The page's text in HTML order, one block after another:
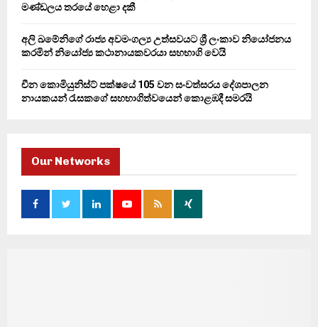
මණ්ඩලය තරයේ හෙළා දකී
අලි ඛමේනිගේ රාජ්‍ය අවමංගල්‍ය උත්සවයට ශ්‍රී ලංකාව නියෝජනය
කරමින් නියෝජ්‍ය කථානායකවරයා සහභාගි වෙයි
චීන කොමියුනිස්ට් පක්ෂයේ 105 වන සංවත්සරය දේශපාලන
නායකයන් රැසකගේ සහභාගිත්වයෙන් කොළඹදී සමරයි
Our Networks